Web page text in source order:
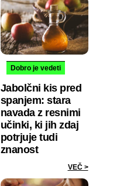
Dobro je vedeti
Jabolčni kis pred
spanjem: stara
navada z resnimi
učinki, ki jih zdaj
potrjuje tudi
znanost
VEČ >